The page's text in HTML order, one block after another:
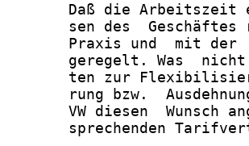
Daß die Arbeitszeit
sen des  Geschäftes
Praxis und  mit der
geregelt. Was
ten zur
rung bzw.
VW diesen  Wunsch
sprechenden